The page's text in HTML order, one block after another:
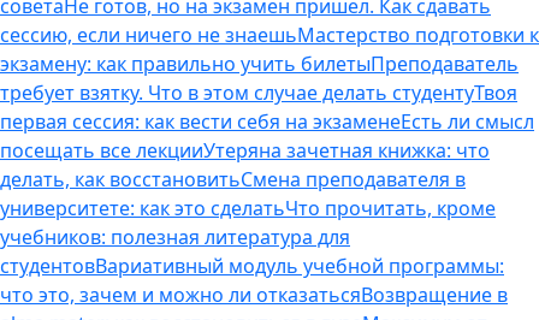
советаНе готов, но на экзамен пришел. Как сдавать
сессию, если ничего не знаешьМастерство подготовки к
экзамену: как правильно учить билетыПреподаватель
требует взятку. Что в этом случае делать студентуТвоя
первая сессия: как вести себя на экзаменеЕсть ли смысл
посещать все лекцииУтеряна зачетная книжка: что
делать, как восстановитьСмена преподавателя в
университете: как это сделатьЧто прочитать, кроме
учебников: полезная литература для
студентовВариативный модуль учебной программы:
что это, зачем и можно ли отказатьсяВозвращение в